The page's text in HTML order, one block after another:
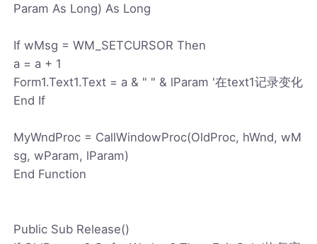
Param As Long) As Long
If wMsg = WM_SETCURSOR Then
a = a + 1
Form1.Text1.Text = a & " " & lParam '在text1记录变化
End If
MyWndProc = CallWindowProc(OldProc, hWnd, wM
sg, wParam, lParam)
End Function
Public Sub Release()